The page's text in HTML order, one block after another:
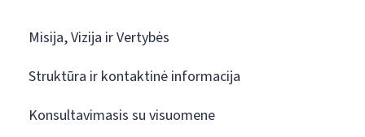
Misija, Vizija ir Vertybės
Struktūra ir kontaktinė informacija
Konsultavimasis su visuomene